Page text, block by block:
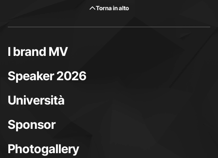
Torna in alto
I brand MV
Speaker 2026
Università
Sponsor
Photogallery